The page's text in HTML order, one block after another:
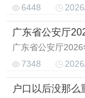
6448
广东省公安厅
广东省公安厅
7348
户口以后没那么